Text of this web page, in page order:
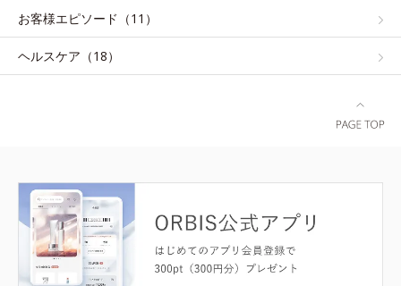
お客様エピソード（11）
ヘルスケア（18）